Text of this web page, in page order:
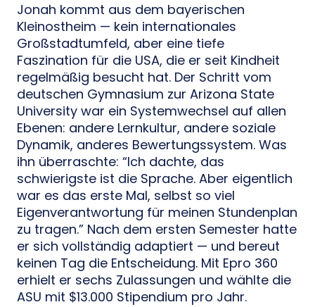
Jonah kommt aus dem bayerischen
Kleinostheim — kein internationales
Großstadtumfeld, aber eine tiefe
Faszination für die USA, die er seit Kindheit
regelmäßig besucht hat. Der Schritt vom
deutschen Gymnasium zur Arizona State
University war ein Systemwechsel auf allen
Ebenen: andere Lernkultur, andere soziale
Dynamik, anderes Bewertungssystem. Was
ihn überraschte: “Ich dachte, das
schwierigste ist die Sprache. Aber eigentlich
war es das erste Mal, selbst so viel
Eigenverantwortung für meinen Stundenplan
zu tragen.” Nach dem ersten Semester hatte
er sich vollständig adaptiert — und bereut
keinen Tag die Entscheidung. Mit Epro 360
erhielt er sechs Zulassungen und wählte die
ASU mit $13.000 Stipendium pro Jahr.